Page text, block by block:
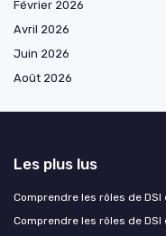
Février 2026
Avril 2026
Juin 2026
Août 2026
Les plus lus
Comprendre les rôles de
Comprendre les rôles de